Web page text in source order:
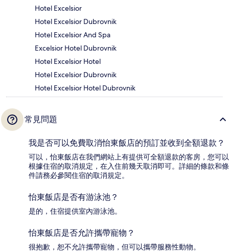
Hotel Excelsior
Hotel Excelsior Dubrovnik
Hotel Excelsior And Spa
Excelsior Hotel Dubrovnik
Hotel Excelsior Hotel
Hotel Excelsior Dubrovnik
Hotel Excelsior Hotel Dubrovnik
常見問題
我是否可以免費取消怡東飯店的預訂並收到全額退款？
可以，怡東飯店在我們網站上有提供可全額退款的客房，您可以
根據住宿的取消規定，在入住前幾天取消即可。詳細的條款和條
件請務必參閱住宿的取消規定。
怡東飯店是否有游泳池？
是的，住宿提供室內游泳池。
怡東飯店是否允許攜帶寵物？
很抱歉，恕不允許攜帶寵物，但可以攜帶服務性動物。